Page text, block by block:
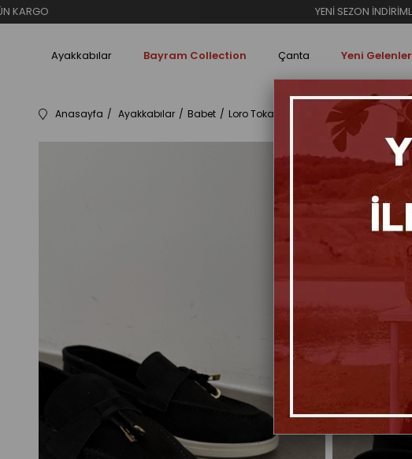
YENİ SEZON İNDİRİMLERİ
Ayakkabılar Bayram Collection Çanta Yeni Gelenler
Anasayfa Ayakkabılar Babet Loro Tokalı Siyah Yeni Loafer